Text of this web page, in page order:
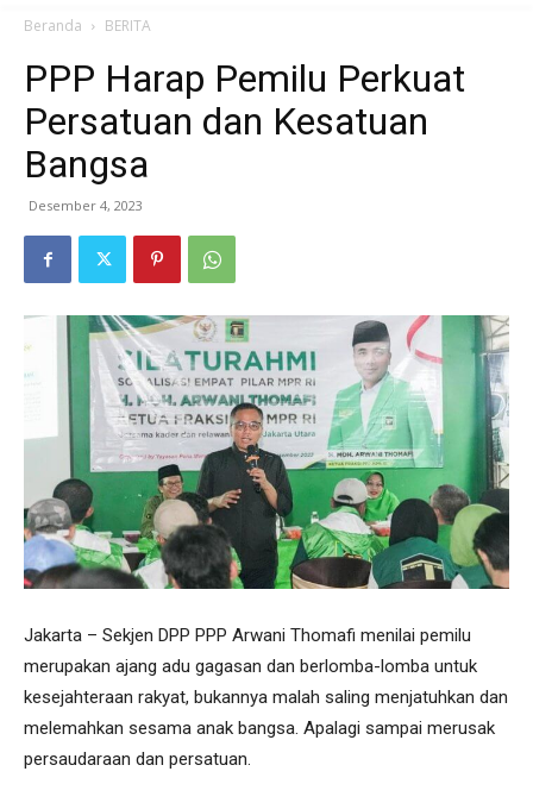
Beranda BERITA
PPP Harap Pemilu Perkuat
Persatuan dan Kesatuan
Bangsa
Desember 4, 2023
Jakarta – Sekjen DPP PPP Arwani Thomafi menilai pemilu
merupakan ajang adu gagasan dan berlomba-lomba untuk
kesejahteraan rakyat, bukannya malah saling menjatuhkan dan
melemahkan sesama anak bangsa. Apalagi sampai merusak
persaudaraan dan persatuan.